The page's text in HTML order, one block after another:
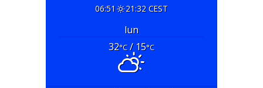
06:51 21:32 CEST
lun
32°C/ 15°C